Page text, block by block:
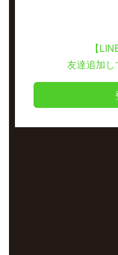
【
友達追加し